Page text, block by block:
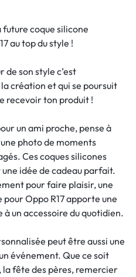
coque silicone
au top du style !
son style c’est
création et qui se poursuit
recevoir ton produit !
un ami proche, pense à
photo de moments
Ces coques silicones
idée de cadeau parfait.
pour faire plaisir, une
Oppo R17 apporte une
un accessoire du quotidien.
peut être aussi une
événement. Que ce soit
la fête des pères, remercier